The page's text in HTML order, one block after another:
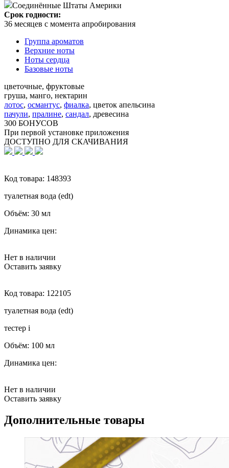
Соединённые Штаты Америки
Срок годности:
36 месяцев с момента апробирования
Группа ароматов
Верхние ноты
Ноты сердца
Базовые ноты
цветочные, фруктовые
груша, манго, нектарин
лотос, османтус, фиалка, цветок апельсина
пачули, пралине, сандал, древесина
300 БОНУСОВ
При первой установке приложения
ДОСТУПНО ДЛЯ СКАЧИВАНИЯ
Код товара: 148393
туалетная вода (edt)
Объём: 30 мл
Динамика цен:
Нет в наличии
Оставить заявку
Код товара: 122105
туалетная вода (edt)
тестер i
Объём: 100 мл
Динамика цен:
Нет в наличии
Оставить заявку
Дополнительные товары